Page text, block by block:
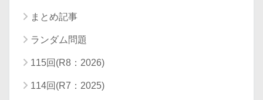
まとめ記事
ランダム問題
115回(R8：2026)
114回(R7：2025)